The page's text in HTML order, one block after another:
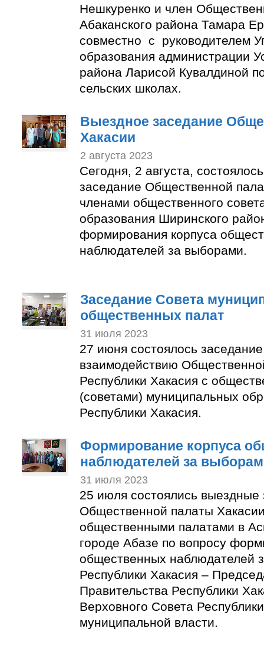
Нешкуренко и член
Абаканского района Тамара
совместно с руководителем
образования администрации
района Ларисой Кувалдиной
сельских школах.
Выездное заседание
Хакасии
2 августа 2023
Сегодня, 2 августа,
заседание Общественной
членами общественного
образования Ширинского
формирования корпуса
наблюдателей за выборами.
Заседание Совета
общественных палат
31 июля 2023
27 июня состоялось
взаимодействию
Республики Хакасия с
(советами) муниципальных
Республики Хакасия.
Формирование корпуса
наблюдателей за
31 июля 2023
25 июля состоялись выездные
Общественной палаты
общественными палатами в
городе Абазе по вопросу
общественных наблюдателей
Республики Хакасия –
Правительства Республики
Верховного Совета
муниципальной власти.